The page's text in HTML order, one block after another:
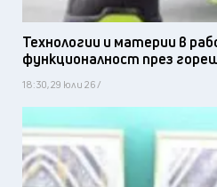
Технологии и материи в
функционалност през
18:30, 29 юли 26 /